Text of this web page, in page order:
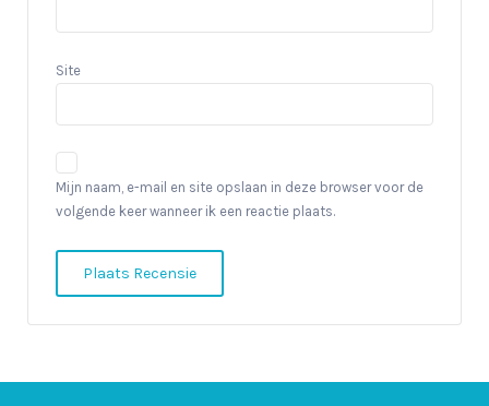
Site
Mijn naam, e-mail en site opslaan in deze browser voor de
volgende keer wanneer ik een reactie plaats.